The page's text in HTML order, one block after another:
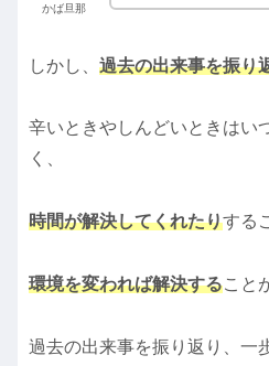
かば旦那
しかし、 過去の出来事を振り
辛いときやしんどいときはい
く、
時間が解決してくれたりする
環境を変われば解決すること
過去の出来事を振り返り、一